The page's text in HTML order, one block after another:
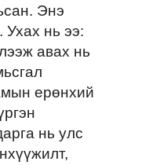
Энэ
нь ээ:
авах нь
ерөнхий
нь улс